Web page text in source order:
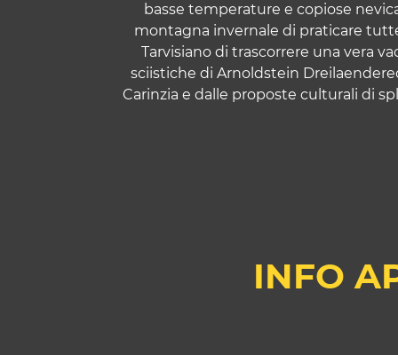
basse temperature e copiose
montagna invernale di praticare
Tarvisiano di trascorrere una vera
sciistiche di Arnoldstein
Carinzia e dalle proposte culturali di
INFO